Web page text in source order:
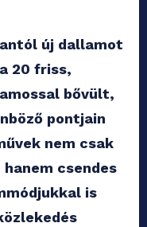
új dallamot
20 friss,
bővült,
pontjain
nem csak
csendes
is